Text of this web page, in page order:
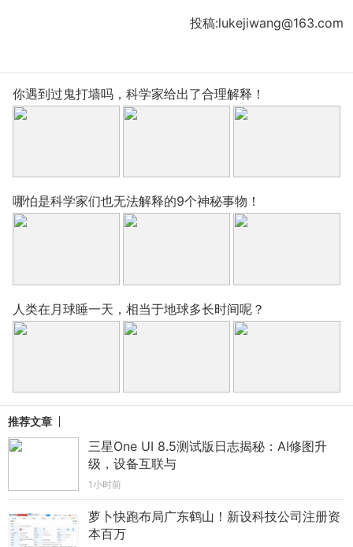
投稿:lukejiwang@163.com
你遇到过鬼打墙吗，科学家给出了合理解释！
哪怕是科学家们也无法解释的9个神秘事物！
人类在月球睡一天，相当于地球多长时间呢？
推荐文章
三星One UI 8.5测试版日志揭秘：AI修图升
级，设备互联与
1小时前
萝卜快跑布局广东鹤山！新设科技公司注册资
本百万